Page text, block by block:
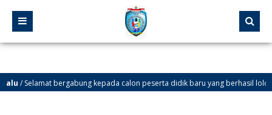
/ Selamat bergabung kepada calon peserta didik baru yang berhasil lolos
/ SELAMAT DATANG DI WEBSITE SMP NEGERI 37 JAKARTA. Ingin tahu info